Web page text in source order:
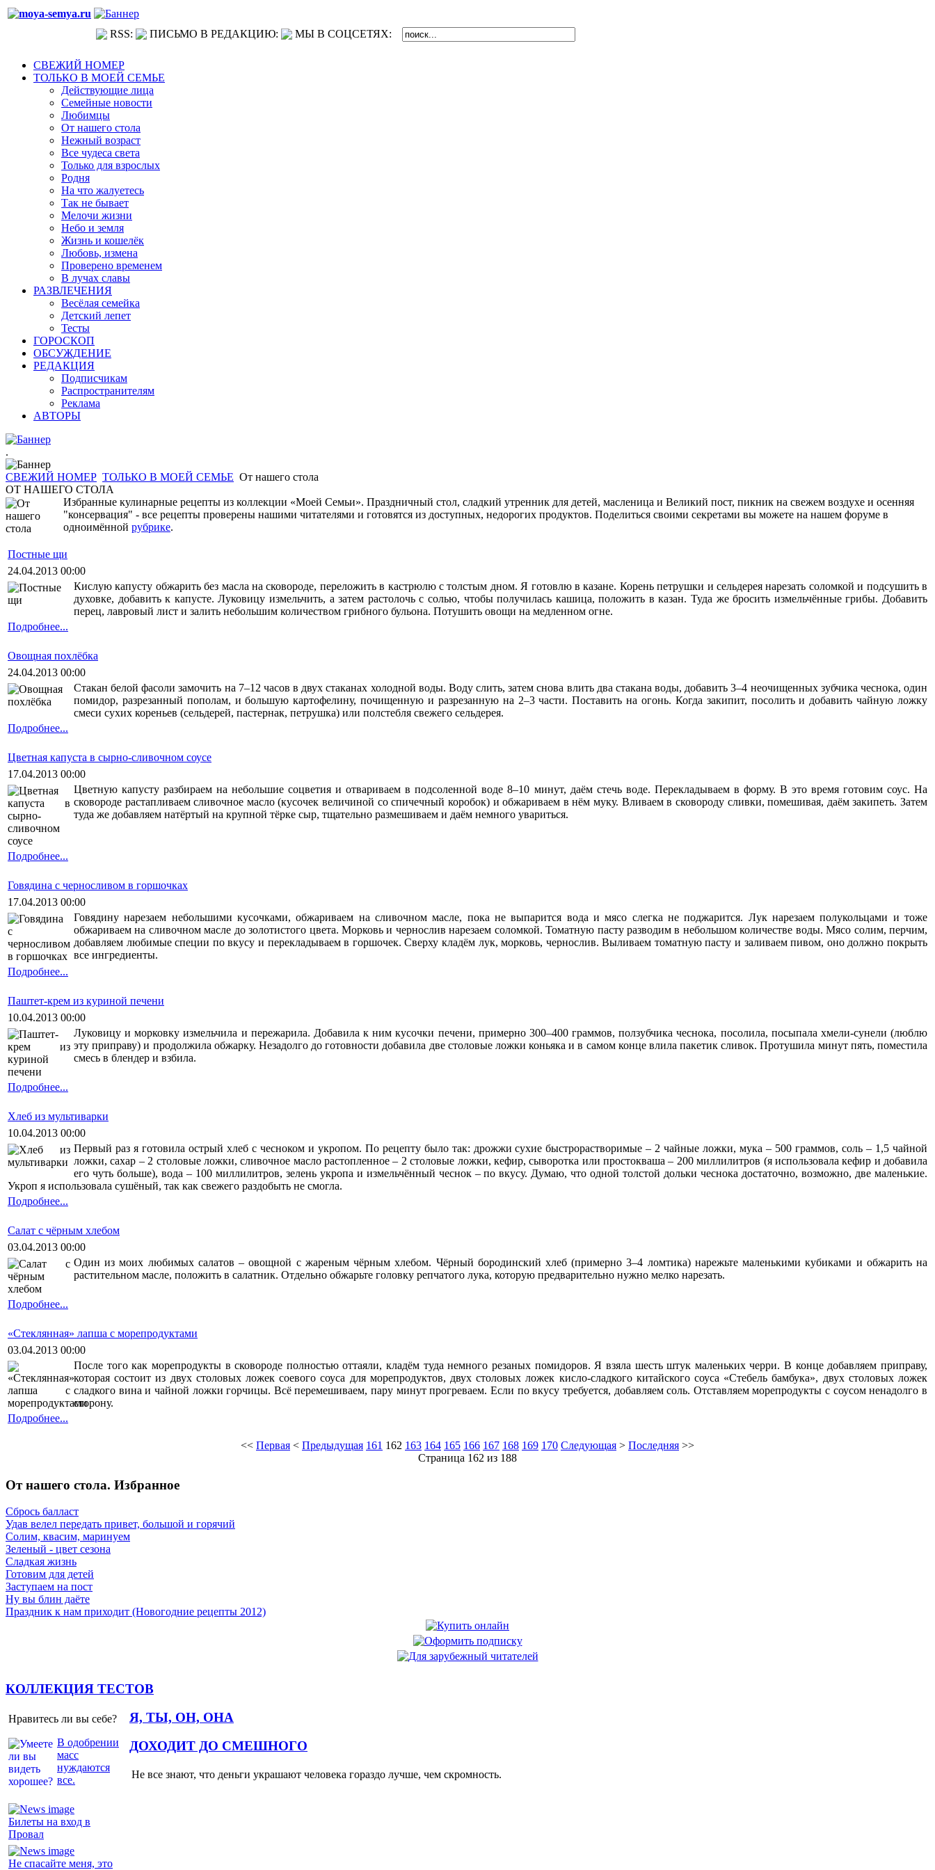
RSS: ПИСЬМО В РЕДАКЦИЮ: МЫ В СОЦСЕТЯХ:
СВЕЖИЙ НОМЕР
ТОЛЬКО В МОЕЙ СЕМЬЕ
Действующие лица
Семейные новости
Любимцы
От нашего стола
Нежный возраст
Все чудеса света
Только для взрослых
Родня
На что жалуетесь
Так не бывает
Мелочи жизни
Небо и земля
Жизнь и кошелёк
Любовь, измена
Проверено временем
В лучах славы
РАЗВЛЕЧЕНИЯ
Весёлая семейка
Детский лепет
Тесты
ГОРОСКОП
ОБСУЖДЕНИЕ
РЕДАКЦИЯ
Подписчикам
Распространителям
Реклама
АВТОРЫ
.
СВЕЖИЙ НОМЕР ТОЛЬКО В МОЕЙ СЕМЬЕ От нашего стола
ОТ НАШЕГО СТОЛА
Избранные кулинарные рецепты из коллекции «Моей Семьи». Праздничный стол, сладкий утренник для детей, масленица и Великий пост, пикник на свежем воздухе и осенняя
"консервация" - все рецепты проверены нашими читателями и готовятся из доступных, недорогих продуктов. Поделиться своими секретами вы можете на нашем форуме в
одноимённой рубрике.
Постные щи
24.04.2013 00:00
Кислую капусту обжарить без масла на сковороде, переложить в кастрюлю с толстым дном. Я готовлю в казане. Корень петрушки и сельдерея нарезать соломкой и подсушить в
духовке, добавить к капусте. Луковицу измельчить, а затем растолочь с солью, чтобы получилась кашица, положить в казан. Туда же бросить измельчённые грибы. Добавить
перец, лавровый лист и залить небольшим количеством грибного бульона. Потушить овощи на медленном огне.
Подробнее...
Овощная похлёбка
24.04.2013 00:00
Стакан белой фасоли замочить на 7–12 часов в двух стаканах холодной воды. Воду слить, затем снова влить два стакана воды, добавить 3–4 неочищенных зубчика чеснока, один
помидор, разрезанный пополам, и большую картофелину, почищенную и разрезанную на 2–3 части. Поставить на огонь. Когда закипит, посолить и добавить чайную ложку
смеси сухих кореньев (сельдерей, пастернак, петрушка) или полстебля свежего сельдерея.
Подробнее...
Цветная капуста в сырно-сливочном соусе
17.04.2013 00:00
Цветную капусту разбираем на небольшие соцветия и отвариваем в подсоленной воде 8–10 минут, даём стечь воде. Перекладываем в форму. В это время готовим соус. На
сковороде растапливаем сливочное масло (кусочек величиной со спичечный коробок) и обжариваем в нём муку. Вливаем в сковороду сливки, помешивая, даём закипеть. Затем
туда же добавляем натёртый на крупной тёрке сыр, тщательно размешиваем и даём немного увариться.
Подробнее...
Говядина с черносливом в горшочках
17.04.2013 00:00
Говядину нарезаем небольшими кусочками, обжариваем на сливочном масле, пока не выпарится вода и мясо слегка не поджарится. Лук нарезаем полукольцами и тоже
обжариваем на сливочном масле до золотистого цвета. Морковь и чернослив нарезаем соломкой. Томатную пасту разводим в небольшом количестве воды. Мясо солим, перчим,
добавляем любимые специи по вкусу и перекладываем в горшочек. Сверху кладём лук, морковь, чернослив. Выливаем томатную пасту и заливаем пивом, оно должно покрыть
все ингредиенты.
Подробнее...
Паштет-крем из куриной печени
10.04.2013 00:00
Луковицу и морковку измельчила и пережарила. Добавила к ним кусочки печени, примерно 300–400 граммов, ползубчика чеснока, посолила, посыпала хмели-сунели (люблю
эту приправу) и продолжила обжарку. Незадолго до готовности добавила две столовые ложки коньяка и в самом конце влила пакетик сливок. Протушила минут пять, поместила
смесь в блендер и взбила.
Подробнее...
Хлеб из мультиварки
10.04.2013 00:00
Первый раз я готовила острый хлеб с чесноком и укропом. По рецепту было так: дрожжи сухие быстрорастворимые – 2 чайные ложки, мука – 500 граммов, соль – 1,5 чайной
ложки, сахар – 2 столовые ложки, сливочное масло растопленное – 2 столовые ложки, кефир, сыворотка или простокваша – 200 миллилитров (я использовала кефир и добавила
его чуть больше), вода – 100 миллилитров, зелень укропа и измельчённый чеснок – по вкусу. Думаю, что одной толстой дольки чеснока достаточно, возможно, две маленькие.
Укроп я использовала сушёный, так как свежего раздобыть не смогла.
Подробнее...
Салат с чёрным хлебом
03.04.2013 00:00
Один из моих любимых салатов – овощной с жареным чёрным хлебом. Чёрный бородинский хлеб (примерно 3–4 ломтика) нарежьте маленькими кубиками и обжарить на
растительном масле, положить в салатник. Отдельно обжарьте головку репчатого лука, которую предварительно нужно мелко нарезать.
Подробнее...
«Стеклянная» лапша с морепродуктами
03.04.2013 00:00
После того как морепродукты в сковороде полностью оттаяли, кладём туда немного резаных помидоров. Я взяла шесть штук маленьких черри. В конце добавляем приправу,
которая состоит из двух столовых ложек соевого соуса для морепродуктов, двух столовых ложек кисло-сладкого китайского соуса «Стебель бамбука», двух столовых ложек
сладкого вина и чайной ложки горчицы. Всё перемешиваем, пару минут прогреваем. Если по вкусу требуется, добавляем соль. Отставляем морепродукты с соусом ненадолго в
сторону.
Подробнее...
<< Первая < Предыдущая 161 162 163 164 165 166 167 168 169 170 Следующая > Последняя >>
Страница 162 из 188
От нашего стола. Избранное
Сбрось балласт
Удав велел передать привет, большой и горячий
Солим, квасим, маринуем
Зеленый - цвет сезона
Сладкая жизнь
Готовим для детей
Заступаем на пост
Ну вы блин даёте
Праздник к нам приходит (Новогодние рецепты 2012)
КОЛЛЕКЦИЯ ТЕСТОВ
Нравитесь ли вы себе?
В одобрении
масс
нуждаются
все.
Я, ТЫ, ОН, ОНА
Билеты на вход в
Провал
Не спасайте меня, это
ДОХОДИТ ДО СМЕШНОГО
Не все знают, что деньги украшают человека гораздо лучше, чем скромность.